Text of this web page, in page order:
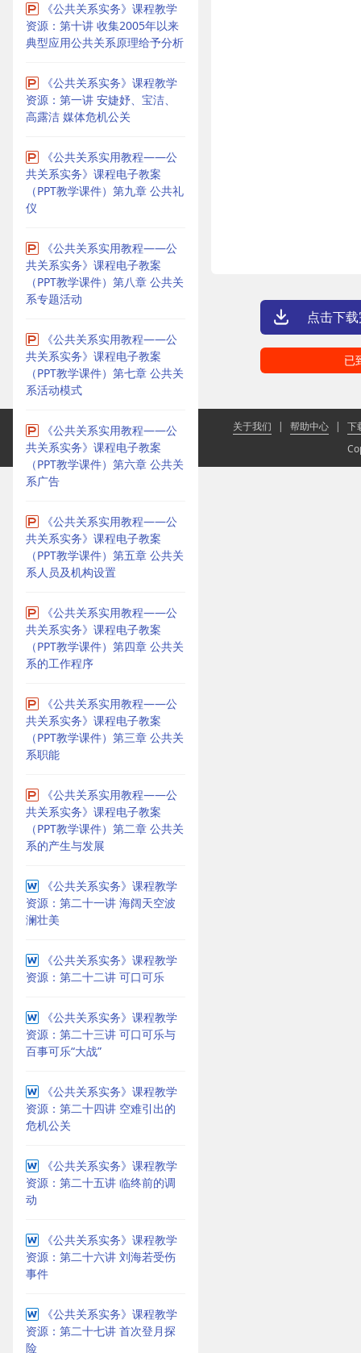
《公共关系实务》课程教学
资源：第十讲 收集2005年以来
典型应用公共关系原理给予分析
《公共关系实务》课程教学
资源：第一讲 安婕妤、宝洁、
高露洁 媒体危机公关
《公共关系实用教程——公
共关系实务》课程电子教案
（PPT教学课件）第九章 公共礼
仪
《公共关系实用教程——公
共关系实务》课程电子教案
（PPT教学课件）第八章 公共关
系专题活动
《公共关系实用教程——公
共关系实务》课程电子教案
（PPT教学课件）第七章 公共关
系活动模式
《公共关系实用教程——公
共关系实务》课程电子教案
（PPT教学课件）第六章 公共关
系广告
《公共关系实用教程——公
共关系实务》课程电子教案
（PPT教学课件）第五章 公共关
系人员及机构设置
《公共关系实用教程——公
共关系实务》课程电子教案
（PPT教学课件）第四章 公共关
系的工作程序
《公共关系实用教程——公
共关系实务》课程电子教案
（PPT教学课件）第三章 公共关
系职能
《公共关系实用教程——公
共关系实务》课程电子教案
（PPT教学课件）第二章 公共关
系的产生与发展
《公共关系实务》课程教学
资源：第二十一讲 海阔天空波
澜壮美
《公共关系实务》课程教学
资源：第二十二讲 可口可乐
《公共关系实务》课程教学
资源：第二十三讲 可口可乐与
百事可乐“大战”
《公共关系实务》课程教学
资源：第二十四讲 空难引出的
危机公关
《公共关系实务》课程教学
资源：第二十五讲 临终前的调
动
《公共关系实务》课程教学
资源：第二十六讲 刘海若受伤
事件
《公共关系实务》课程教学
资源：第二十七讲 首次登月探
险
点击下
已
关于我们 | 帮助中心 |
下